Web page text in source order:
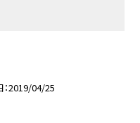
2019/04/25